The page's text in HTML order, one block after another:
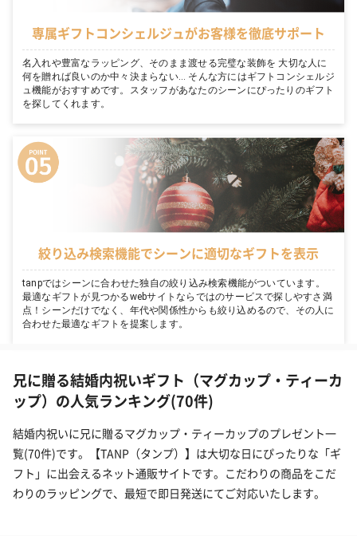
専属ギフトコンシェルジュがお客様を徹底サポート
名入れや豊富なラッピング、そのまま渡せる完璧な装飾を 大切な人に
何を贈れば良いのか中々決まらない… そんな方にはギフトコンシェルジ
ュ機能がおすすめです。スタッフがあなたのシーンにぴったりのギフト
を探してくれます。
絞り込み検索機能でシーンに適切なギフトを表示
tanpではシーンに合わせた独自の絞り込み検索機能がついています。
最適なギフトが見つかるwebサイトならではのサービスで探しやすさ満
点！シーンだけでなく、年代や関係性からも絞り込めるので、その人に
合わせた最適なギフトを提案します。
兄に贈る結婚内祝いギフト（マグカップ・ティーカ
ップ）の人気ランキング(70件)
結婚内祝いに兄に贈るマグカップ・ティーカップのプレゼント一
覧(70件)です。【TANP（タンプ）】は大切な日にぴったりな「ギ
フト」に出会えるネット通販サイトです。こだわりの商品をこだ
わりのラッピングで、最短で即日発送にてご対応いたします。